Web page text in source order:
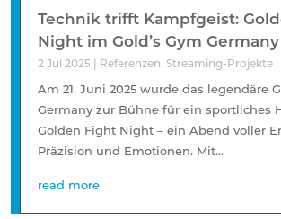
Technik trifft Kampfgeist:
Night im Gold’s Gym Germany
2 Jul 2025 | Referenzen Streaming-Projekte
Am 21. Juni 2025 wurde das legendäre
Germany zur Bühne für ein sportliches
Golden Fight Night – ein Abend voller
Präzision und Emotionen. Mit...
read more